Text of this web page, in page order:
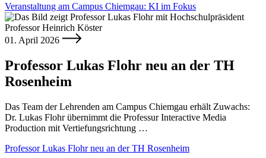
Veranstaltung am Campus Chiemgau: KI im Fokus
01. April 2026
Professor Lukas Flohr neu an der TH
Rosenheim
Das Team der Lehrenden am Campus Chiemgau erhält Zuwachs:
Dr. Lukas Flohr übernimmt die Professur Interactive Media
Production mit Vertiefungsrichtung …
Professor Lukas Flohr neu an der TH Rosenheim